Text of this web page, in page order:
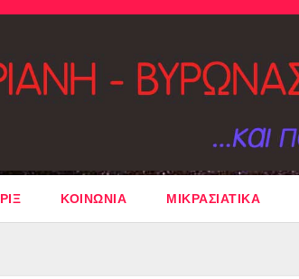
ΚΟΙΝΩΝΙΑ ΜΙΚΡΑΣΙΑΤΙΚΑ